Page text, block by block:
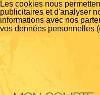
Les cookies nous
publicitaires et d'analyser
informations avec nos
vos données personnelles